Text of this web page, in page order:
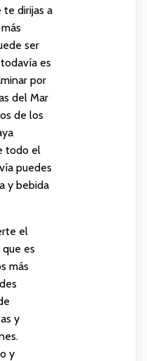
te dirijas a
ser
es
por
del Mar
de los
todo el
puedes
y bebida
el
es
más
y
y